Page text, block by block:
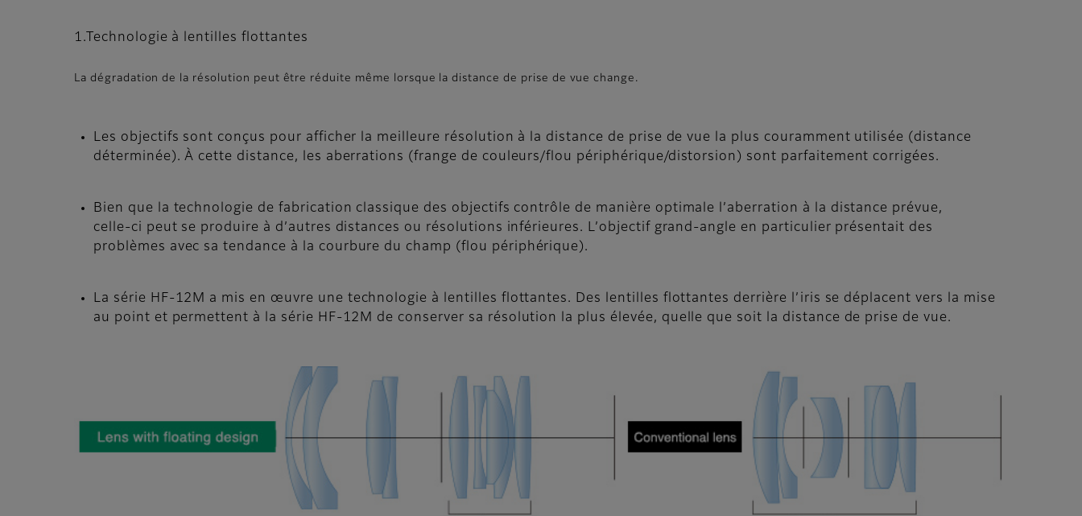
1.Technologie à lentilles flottantes
La dégradation de la résolution peut être réduite même lorsque la distance de prise de vue change.
Les objectifs sont conçus pour afficher la meilleure résolution à la distance de prise de vue la plus couramment utilisée (distance
déterminée). À cette distance, les aberrations (frange de couleurs/flou périphérique/distorsion) sont parfaitement corrigées.
Bien que la technologie de fabrication classique des objectifs contrôle de manière optimale l’aberration à la distance prévue,
celle-ci peut se produire à d’autres distances ou résolutions inférieures. L’objectif grand-angle en particulier présentait des
problèmes avec sa tendance à la courbure du champ (flou périphérique).
La série HF-12M a mis en œuvre une technologie à lentilles flottantes. Des lentilles flottantes derrière l’iris se déplacent vers la mise
au point et permettent à la série HF-12M de conserver sa résolution la plus élevée, quelle que soit la distance de prise de vue.